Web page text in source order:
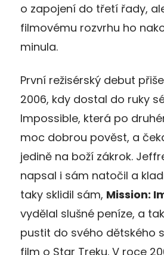
o zapojení do třetí řady,
filmovému rozvrhu ho
minula.
První režisérský debut
2006, kdy dostal do ruky
Impossible, která po
moc dobrou pověst, a
jedině na boží zákrok.
napsal i sám natočil a
taky sklidil sám, Mission:
vydělal slušné peníze, a
pustit do svého dětského
film o Star Treku. V roce